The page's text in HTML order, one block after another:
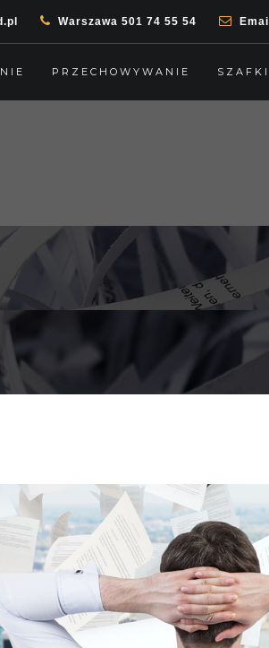
Warszawa 501 74 55 54 Email
PRZECHOWYWANIE SZAFKI